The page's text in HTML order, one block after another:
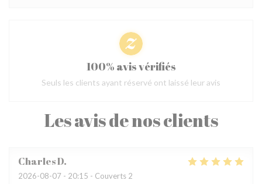
Les avis de nos clients
CharlesD
2026-08-07 - 20:15 - Couverts 2
100% avis vérifiés
Seuls les clients ayant réservé ont laissé leur avis